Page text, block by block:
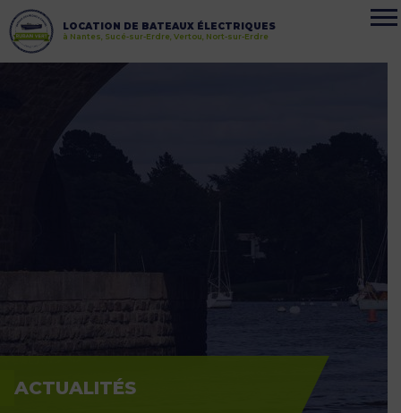
LOCATION DE BATEAUX ÉLECTRIQUES
à Nantes, Sucé-sur-Erdre, Vertou, Nort-sur-Erdre
ACTUALITÉS